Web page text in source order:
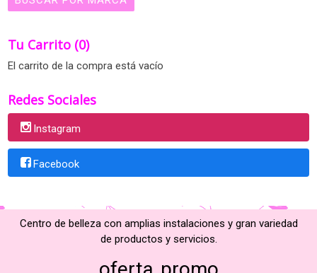
Tu Carrito (0)
El carrito de la compra está vacío
Redes Sociales
Instagram
Facebook
Centro de belleza con amplias instalaciones y gran variedad
de productos y servicios.